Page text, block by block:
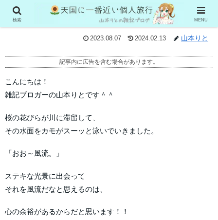
メルマガバックナンバー230406
2023.08.07 2024.02.13 山本りと
記事内に広告を含む場合があります。
こんにちは！
雑記ブロガーの山本りとです＾＾
桜の花びらが川に滞留して、
その水面をカモがスーッと泳いでいきました。
「おお～風流。」
ステキな光景に出会って
それを風流だなと思えるのは、
心の余裕があるからだと思います！！
検索 MENU